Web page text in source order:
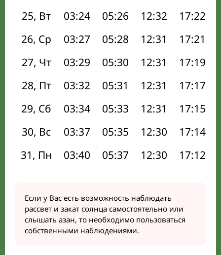
25, Вт
03:24 05:26 12:32 17:22
26, Ср
03:27 05:28 12:31 17:21
27, Чт
03:29 05:30 12:31 17:19
28, Пт
03:32 05:31 12:31 17:17
29, Сб
03:34 05:33 12:31 17:15
30, Вс
03:37 05:35 12:30 17:14
31, Пн
03:40 05:37 12:30 17:12
Если у Вас есть возможность наблюдать
рассвет и закат солнца самостоятельно или
слышать азан, то необходимо пользоваться
собственными наблюдениями.